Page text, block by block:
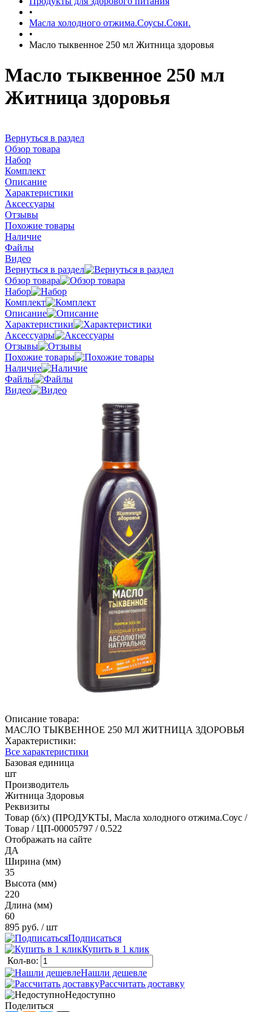
•
Масла холодного отжима.Соусы.Соки.
•
Масло тыквенное 250 мл Житница здоровья
Масло тыквенное 250 мл
Житница здоровья
Вернуться в раздел
Обзор товара
Набор
Комплект
Описание
Характеристики
Аксессуары
Отзывы
Похожие товары
Наличие
Файлы
Видео
Вернуться в раздел
Обзор товара
Набор
Комплект
Описание
Характеристики
Аксессуары
Отзывы
Похожие товары
Наличие
Файлы
Видео
Описание товара:
МАСЛО ТЫКВЕННОЕ 250 МЛ ЖИТНИЦА ЗДОРОВЬЯ
Характеристики:
Все характеристики
Базовая единица
шт
Производитель
Житница Здоровья
Реквизиты
Товар (б/х) (ПРОДУКТЫ, Масла холодного отжима.Соус /
Товар / ЦП-00005797 / 0.522
Отображать на сайте
ДА
Ширина (мм)
35
Высота (мм)
220
Длина (мм)
60
895 руб. / шт
Подписаться
Купить в 1 клик
Кол-во:
Нашли дешевле
Рассчитать доставку
Недоступно
Поделиться